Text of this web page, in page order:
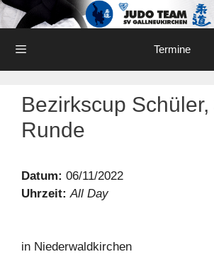
Skip
to
content
Termine
Bezirkscup Schüler,
Runde
Datum: 06/11/2022
Uhrzeit: All Day
in Niederwaldkirchen